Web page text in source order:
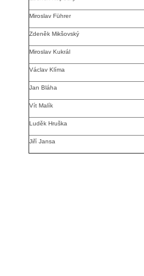
Miroslav Führer
Zdeněk Mikšovský
Miroslav Kukrál
Václav Klíma
Jan Bláha
Vít Malík
Luděk Hruška
Jiří Jansa